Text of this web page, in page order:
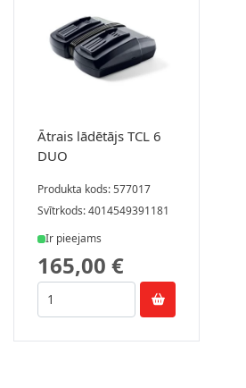
Ātrais lādētājs TCL 6
DUO
Produkta kods: 577017
Svītrkods: 4014549391181
Ir pieejams
165,00 €